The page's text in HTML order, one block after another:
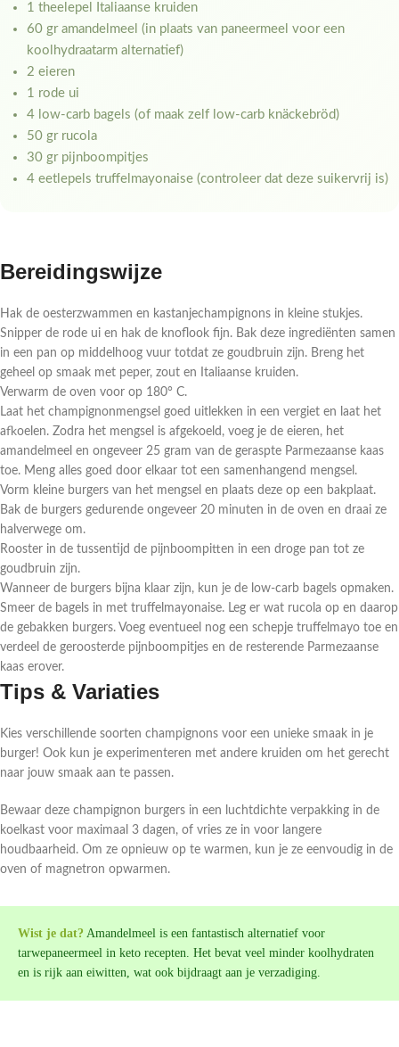
1 theelepel Italiaanse kruiden
60 gr amandelmeel (in plaats van paneermeel voor een
koolhydraatarm alternatief)
2 eieren
1 rode ui
4 low-carb bagels (of maak zelf low-carb knäckebröd)
50 gr rucola
30 gr pijnboompitjes
4 eetlepels truffelmayonaise (controleer dat deze suikervrij is)
Bereidingswijze
Hak de oesterzwammen en kastanjechampignons in kleine stukjes.
Snipper de rode ui en hak de knoflook fijn. Bak deze ingrediënten samen
in een pan op middelhoog vuur totdat ze goudbruin zijn. Breng het
geheel op smaak met peper, zout en Italiaanse kruiden.
Verwarm de oven voor op 180° C.
Laat het champignonmengsel goed uitlekken in een vergiet en laat het
afkoelen. Zodra het mengsel is afgekoeld, voeg je de eieren, het
amandelmeel en ongeveer 25 gram van de geraspte Parmezaanse kaas
toe. Meng alles goed door elkaar tot een samenhangend mengsel.
Vorm kleine burgers van het mengsel en plaats deze op een bakplaat.
Bak de burgers gedurende ongeveer 20 minuten in de oven en draai ze
halverwege om.
Rooster in de tussentijd de pijnboompitten in een droge pan tot ze
goudbruin zijn.
Wanneer de burgers bijna klaar zijn, kun je de low-carb bagels opmaken.
Smeer de bagels in met truffelmayonaise. Leg er wat rucola op en daarop
de gebakken burgers. Voeg eventueel nog een schepje truffelmayo toe en
verdeel de geroosterde pijnboompitjes en de resterende Parmezaanse
kaas erover.
Tips & Variaties
Kies verschillende soorten champignons voor een unieke smaak in je
burger! Ook kun je experimenteren met andere kruiden om het gerecht
naar jouw smaak aan te passen.
Bewaar deze champignon burgers in een luchtdichte verpakking in de
koelkast voor maximaal 3 dagen, of vries ze in voor langere
houdbaarheid. Om ze opnieuw op te warmen, kun je ze eenvoudig in de
oven of magnetron opwarmen.
Wist je dat? Amandelmeel is een fantastisch alternatief voor
tarwepaneermeel in keto recepten. Het bevat veel minder koolhydraten
en is rijk aan eiwitten, wat ook bijdraagt aan je verzadiging.